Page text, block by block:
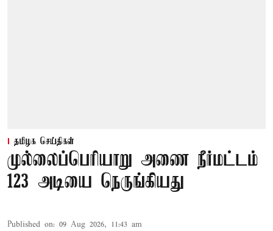
தமிழக செய்திகள்
முல்லைப்பெரியாறு அணை நீர்மட்டம்
123 அடியை நெருங்கியது
Published on: 09 Aug 2026, 11:43 am